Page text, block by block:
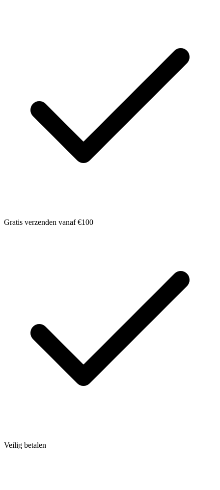
Gratis verzenden vanaf €100
Veilig betalen